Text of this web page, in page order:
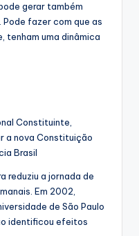
gerar também
Pode fazer com que as
tenham uma dinâmica
Constituinte,
a nova Constituição
Brasil
reduziu a jornada de
Em 2002,
de São Paulo
identificou efeitos